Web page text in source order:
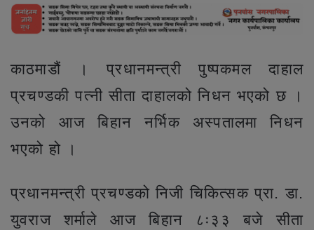
काठमाडौं । प्रधानमन्त्री पुष्पकमल दाहाल
प्रचण्डकी पत्नी सीता दाहालको निधन भएको छ ।
उनको आज बिहान नर्भिक अस्पतालमा निधन
भएको हो ।
प्रधानमन्त्री प्रचण्डको निजी चिकित्सक प्रा. डा.
युवराज शर्माले आज बिहान ८ः३३ बजे सीता